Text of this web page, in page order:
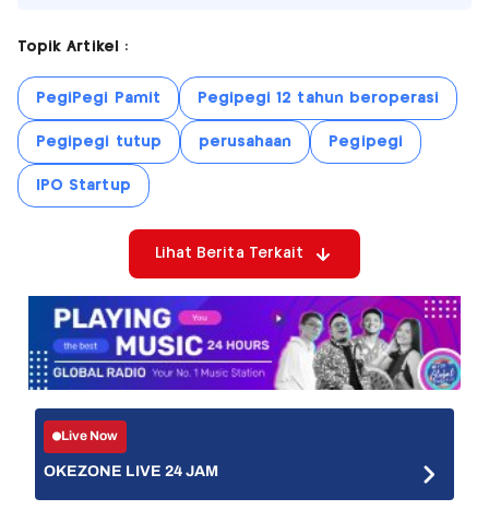
Topik Artikel :
PegiPegi Pamit Pegipegi 12 tahun beroperasi
Pegipegi tutup perusahaan Pegipegi
IPO Startup
Lihat Berita Terkait
Live Now
OKEZONE LIVE 24 JAM